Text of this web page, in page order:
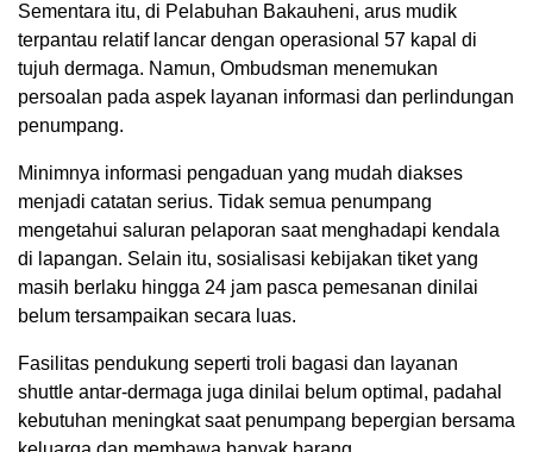
Sementara itu, di Pelabuhan Bakauheni, arus mudik
terpantau relatif lancar dengan operasional 57 kapal di
tujuh dermaga. Namun, Ombudsman menemukan
persoalan pada aspek layanan informasi dan perlindungan
penumpang.
Minimnya informasi pengaduan yang mudah diakses
menjadi catatan serius. Tidak semua penumpang
mengetahui saluran pelaporan saat menghadapi kendala
di lapangan. Selain itu, sosialisasi kebijakan tiket yang
masih berlaku hingga 24 jam pasca pemesanan dinilai
belum tersampaikan secara luas.
Fasilitas pendukung seperti troli bagasi dan layanan
shuttle antar-dermaga juga dinilai belum optimal, padahal
kebutuhan meningkat saat penumpang bepergian bersama